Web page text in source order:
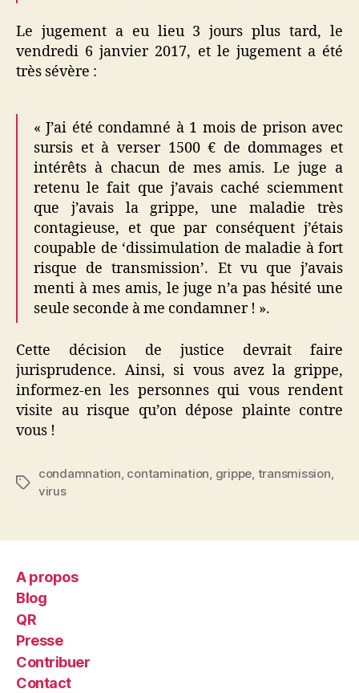
Le jugement a eu lieu 3 jours plus tard, le
vendredi 6 janvier 2017, et le jugement a été
très sévère :
« J’ai été condamné à 1 mois de prison avec
sursis et à verser 1500 € de dommages et
intérêts à chacun de mes amis. Le juge a
retenu le fait que j’avais caché sciemment
que j’avais la grippe, une maladie très
contagieuse, et que par conséquent j’étais
coupable de ‘dissimulation de maladie à fort
risque de transmission’. Et vu que j’avais
menti à mes amis, le juge n’a pas hésité une
seule seconde à me condamner ! ».
Cette décision de justice devrait faire
jurisprudence. Ainsi, si vous avez la grippe,
informez-en les personnes qui vous rendent
visite au risque qu’on dépose plainte contre
vous !
Étiquettes
condamnation, contamination, grippe, transmission,
virus
A propos
Blog
QR
Presse
Contribuer
Contact